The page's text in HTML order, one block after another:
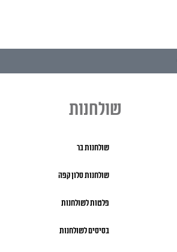
שולחנות
שולחנות בר
שולחנות סלון קפה
פלטות לשולחנות
בסיסים לשולחנות